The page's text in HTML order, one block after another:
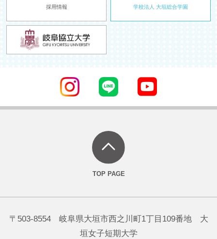
採用情報 学校法人 大垣総合学園
〒503-8554 岐阜県大垣市西之川町1丁目109番地 大
垣女子短期大学